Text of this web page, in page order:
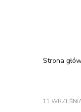
Strona
11